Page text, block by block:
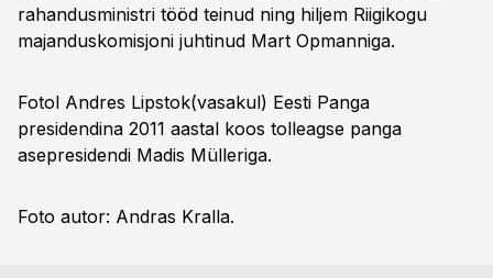
rahandusministri tööd teinud ning hiljem Riigikogu
majanduskomisjoni juhtinud Mart Opmanniga.
Fotol Andres Lipstok(vasakul) Eesti Panga
presidendina 2011 aastal koos tolleagse panga
asepresidendi Madis Mülleriga.
Foto autor: Andras Kralla.